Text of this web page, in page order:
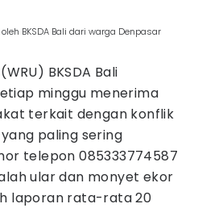
BKSDA Bali dari warga Denpasar
BKSDA Bali
minggu menerima
terkait dengan konflik
paling sering
telepon 085333774587
ular dan monyet ekor
laporan rata-rata 20